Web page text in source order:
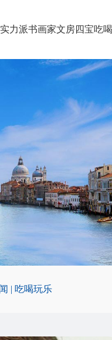
书画名家 实力派书画
| 吃喝玩乐